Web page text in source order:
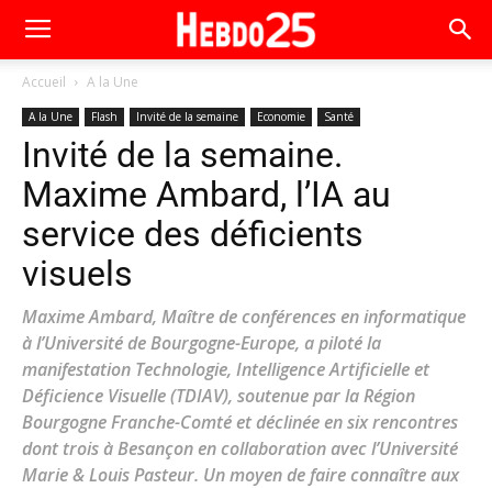
Accueil A la Une
A la Une Flash Invité de la semaine Economie Santé
Invité de la semaine.
Maxime Ambard, l’IA au
service des déficients
visuels
Maxime Ambard, Maître de conférences en informatique
à l’Université de Bourgogne-Europe, a piloté la
manifestation Technologie, Intelligence Artificielle et
Déficience Visuelle (TDIAV), soutenue par la Région
Bourgogne Franche-Comté et déclinée en six rencontres
dont trois à Besançon en collaboration avec l’Université
Marie & Louis Pasteur. Un moyen de faire connaître aux